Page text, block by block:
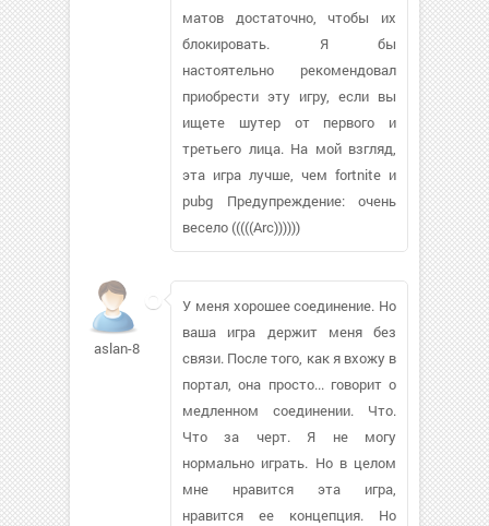
матов достаточно, чтобы их
блокировать. Я бы
настоятельно рекомендовал
приобрести эту игру, если вы
ищете шутер от первого и
третьего лица. На мой взгляд,
эта игра лучше, чем fortnite и
pubg Предупреждение: очень
весело (((((Arc))))))
aslan-8
У меня хорошее соединение. Но
ваша игра держит меня без
связи. После того, как я вхожу в
портал, она просто... говорит о
медленном соединении. Что.
Что за черт. Я не могу
нормально играть. Но в целом
мне нравится эта игра,
нравится ее концепция. Но